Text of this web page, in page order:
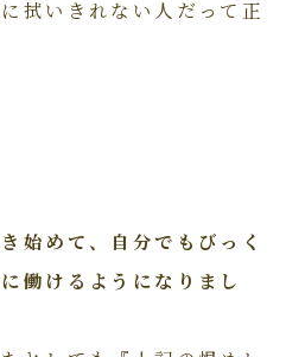
拭いきれない人だって正
始めて、自分でもびっく
働けるようになりまし